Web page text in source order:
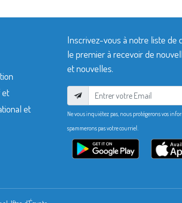
et
et
Inscrivez-vous à notre liste de
le premier à recevoir de
et nouvelles.
Ne vous inquiétez pas, nous protégerons vos
spammerons pas votre courriel.